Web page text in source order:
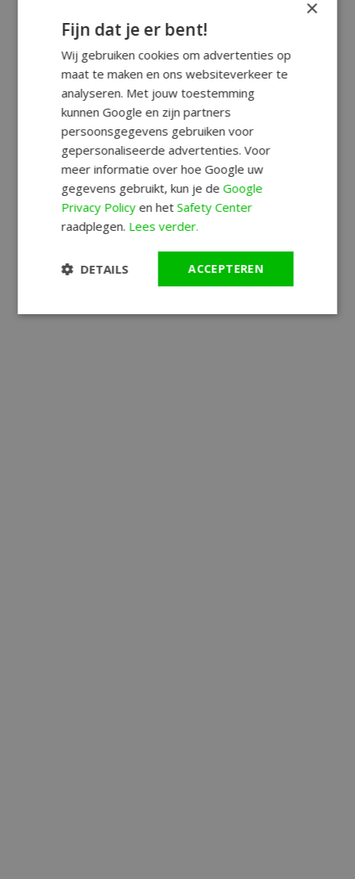
×
Fijn dat je er bent!
Wij gebruiken cookies om advertenties op
maat te maken en ons websiteverkeer te
analyseren. Met jouw toestemming
kunnen Google en zijn partners
persoonsgegevens gebruiken voor
gepersonaliseerde advertenties. Voor
meer informatie over hoe Google uw
gegevens gebruikt, kun je deGoogle
Privacy Policyen hetSafety Center
raadplegen. Lees verder.
ACCEPTEREN
DETAILS